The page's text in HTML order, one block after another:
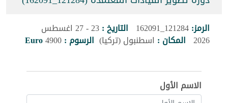
الرمز:121284_162091 التاريخ : 23 - 27 اغسطس
2026 المكان : اسطنبول (تركيا) الرسوم :4900
Euro
الاسم الأول